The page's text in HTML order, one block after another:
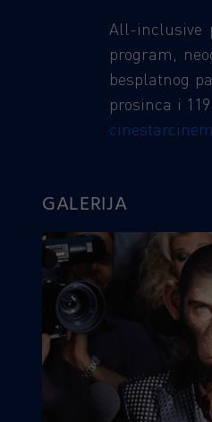
All-inclusive
program,
besplatnog
prosinca i
GALERIJA